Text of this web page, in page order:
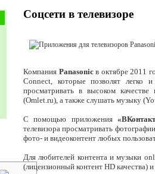
Соцсети в телевизоре
Компания Panasonicв октябре 2011
Connect, которые позволят легко
просматривать в высоком
(Omlet.ru), а также слушать музыку
С помощью приложения
телевизора просматривать
фото- и видеоконтент любых
Для любителей контента и музыки
(лицензионный контент HD качества) и